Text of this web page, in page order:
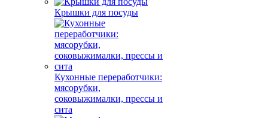
Крышки для посуды
Кухонные переработчики:
мясорубки,
соковыжималки, прессы и
сита